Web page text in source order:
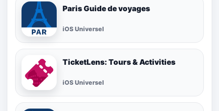
Paris Guide de voyages
iOS Universel
TicketLens: Tours & Activities
iOS Universel